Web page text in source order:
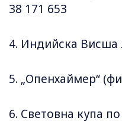
38 171 653
4. Индийска Висша
5. „Опенхаймер“
6. Световна купа